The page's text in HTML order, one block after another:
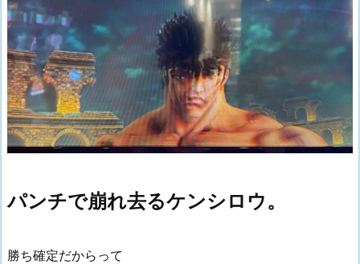
パンチで崩れ去るケンシロウ。
勝ち確定だからって